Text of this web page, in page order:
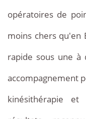
opératoires de
moins chers qu'en
rapide sous une à
accompagnement
kinésithérapie